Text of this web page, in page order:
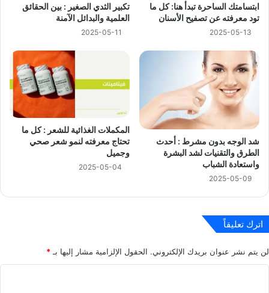
ابتسامتك الساحرة تبدأ هنا: كل ما
تود معرفته عن تصفيح الأسنان
2025-05-13
تكبير الثدي الصغير : بين الحقائق
العلمية والبدائل الآمنة
2025-05-11
شد الوجه بدون مشرط : أحدث
الطرق والتقنيات لشد البشرة
واستعادة الشباب
2025-05-09
المكملات الغذائية للشعر : كل ما
تحتاج معرفته لنمو شعر صحي
وجميل
2025-05-04
اترك تعليقاً
لن يتم نشر عنوان بريدك الإلكتروني. الحقول الإلزامية مشار إليها بـ *